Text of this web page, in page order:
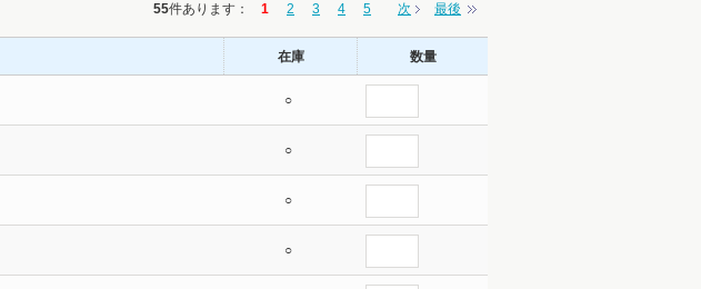
55件あります ： 1 2 3 4 5 次 最後
在庫 数量
○
○
○
○